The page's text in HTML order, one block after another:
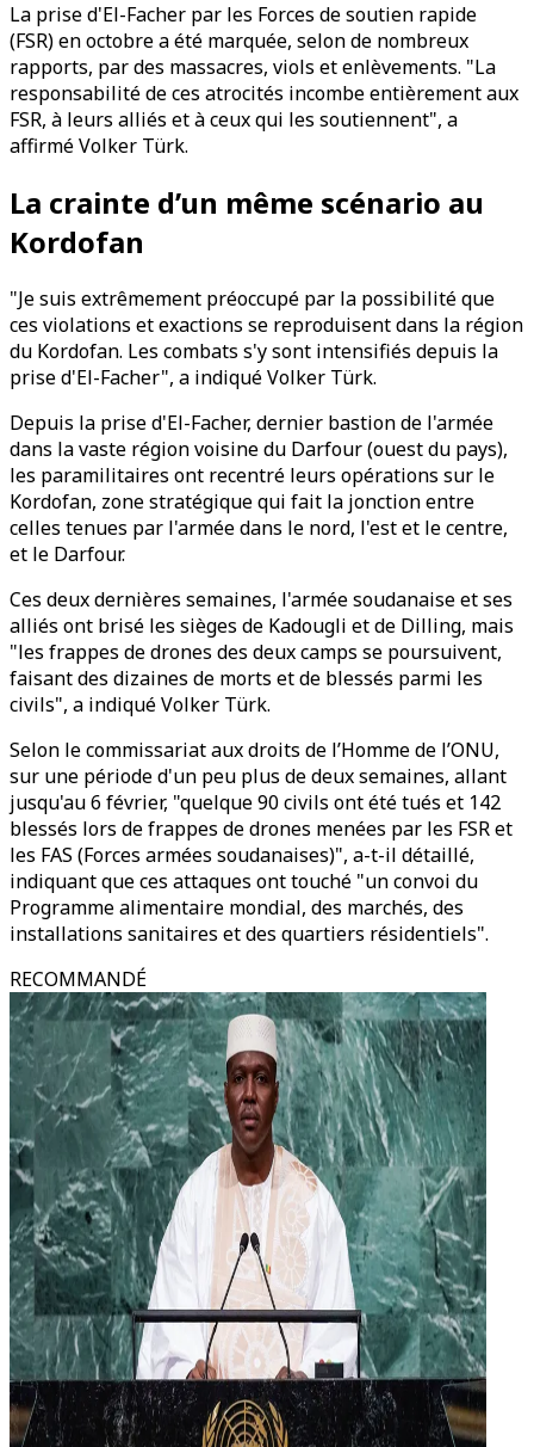
La prise d'El-Facher par les Forces de soutien rapide
(FSR) en octobre a été marquée, selon de nombreux
rapports, par des massacres, viols et enlèvements. "La
responsabilité de ces atrocités incombe entièrement aux
FSR, à leurs alliés et à ceux qui les soutiennent", a
affirmé Volker Türk.
La crainte d’un même scénario au
Kordofan
"Je suis extrêmement préoccupé par la possibilité que
ces violations et exactions se reproduisent dans la région
du Kordofan. Les combats s'y sont intensifiés depuis la
prise d'El-Facher", a indiqué Volker Türk.
Depuis la prise d'El-Facher, dernier bastion de l'armée
dans la vaste région voisine du Darfour (ouest du pays),
les paramilitaires ont recentré leurs opérations sur le
Kordofan, zone stratégique qui fait la jonction entre
celles tenues par l'armée dans le nord, l'est et le centre,
et le Darfour.
Ces deux dernières semaines, l'armée soudanaise et ses
alliés ont brisé les sièges de Kadougli et de Dilling, mais
"les frappes de drones des deux camps se poursuivent,
faisant des dizaines de morts et de blessés parmi les
civils", a indiqué Volker Türk.
Selon le commissariat aux droits de l’Homme de l’ONU,
sur une période d'un peu plus de deux semaines, allant
jusqu'au 6 février, "quelque 90 civils ont été tués et 142
blessés lors de frappes de drones menées par les FSR et
les FAS (Forces armées soudanaises)", a-t-il détaillé,
indiquant que ces attaques ont touché "un convoi du
Programme alimentaire mondial, des marchés, des
installations sanitaires et des quartiers résidentiels".
RECOMMANDÉ